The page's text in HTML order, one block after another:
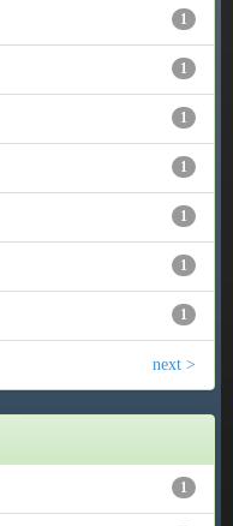
1
1
1
1
1
1
1
next >
1